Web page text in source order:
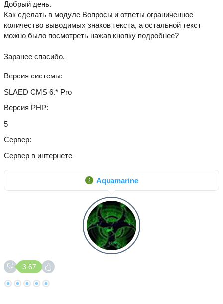
Добрый день.
Как сделать в модуле Вопросы и ответы ограниченное
количество выводимых знаков текста, а остальной текст
можно было посмотреть нажав кнопку подробнее?
Заранее спасибо.
Версия системы
SLAED CMS 6.* Pro
Версия PHP
5
Сервер
Сервер в интернете
Aquamarine
3.67